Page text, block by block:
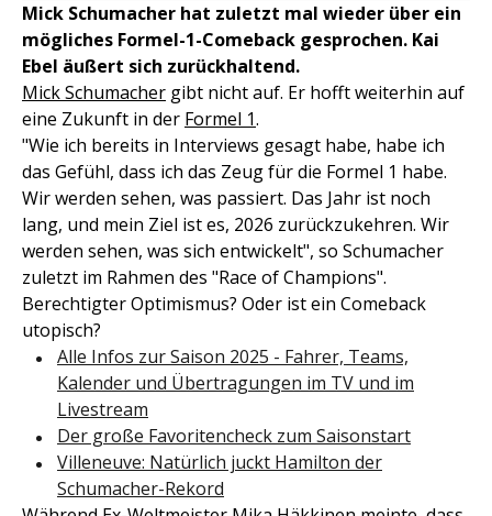
Mick Schumacher hat zuletzt mal wieder über ein
mögliches Formel-1-Comeback gesprochen. Kai
Ebel äußert sich zurückhaltend.
Mick Schumacher gibt nicht auf. Er hofft weiterhin auf
eine Zukunft in der Formel 1.
"Wie ich bereits in Interviews gesagt habe, habe ich
das Gefühl, dass ich das Zeug für die Formel 1 habe.
Wir werden sehen, was passiert. Das Jahr ist noch
lang, und mein Ziel ist es, 2026 zurückzukehren. Wir
werden sehen, was sich entwickelt", so Schumacher
zuletzt im Rahmen des "Race of Champions".
Berechtigter Optimismus? Oder ist ein Comeback
utopisch?
Alle Infos zur Saison 2025 - Fahrer, Teams,
Kalender und Übertragungen im TV und im
Livestream
Der große Favoritencheck zum Saisonstart
Villeneuve: Natürlich juckt Hamilton der
Schumacher-Rekord